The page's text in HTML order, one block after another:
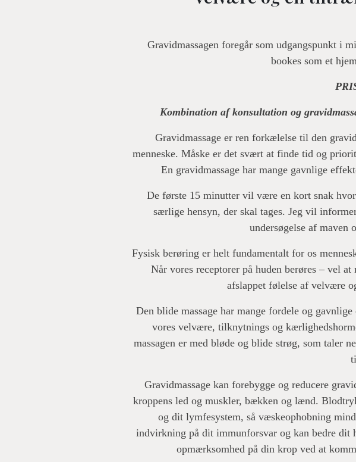
Gravidmassagen foregår som udgangspunkt i
bookes som et
Kombination af konsultation og
Gravidmassage er ren forkælelse til den
menneske. Måske er det svært at finde tid og
En gravidmassage har mange gavnlige
De første 15 minutter vil være en kort snak
særlige hensyn, der skal tages. Jeg vil
undersøgelse af maven
Fysisk berøring er helt fundamentalt for os
Når vores receptorer på huden berøres – vel
afslappet følelse af velvære
Den blide massage har mange fordele og
vores velvære, tilknytnings og
massagen er med bløde og blide strøg, som taler
Gravidmassage kan forebygge og reducere
kroppens led og muskler, bækken og lænd.
og dit lymfesystem, så væskeophobning
indvirkning på dit immunforsvar og kan bedre dit
opmærksomhed på din krop ved at